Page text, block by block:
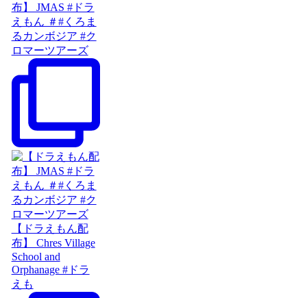
布】 JMAS #ドラ
えもん ＃#くろま
るカンボジア #ク
ロマーツアーズ
【ドラえもん配
布】 Chres Village
School and
Orphanage #ドラ
えも